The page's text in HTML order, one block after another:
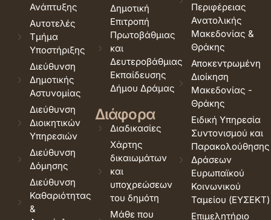
Ανάπτυξης
Αυτοτελές
Τμήμα
Υποστήριξης
Διεύθυνση
Δημοτικής
Αστυνομίας
Διεύθυνση
Διοικητικών
Υπηρεσιών
Διεύθυνση
Δόμησης
Διεύθυνση
Καθαριότητας
&
Δημοτική
Επιτροπή
Πρωτοβάθμιας
και
Δευτεροβάθμιας
Εκπαίδευσης
Δήμου Δράμας
Διάφορα
Διαδικασίες
Χάρτης
δικαιωμάτων
και
υποχρεώσεων
του δημότη
Μάθε που
Περιφέρειας
Ανατολικής
Μακεδονίας &
Θράκης
Αποκεντρωμένη
Διοίκηση
Μακεδονίας -
Θράκης
Ειδική Υπηρεσία
Συντονισμού και
Παρακολούθησης
Δράσεων
Ευρωπαϊκού
Κοινωνικού
Ταμείου (ΕΥΣΕΚΤ)
Επιμελητήριο